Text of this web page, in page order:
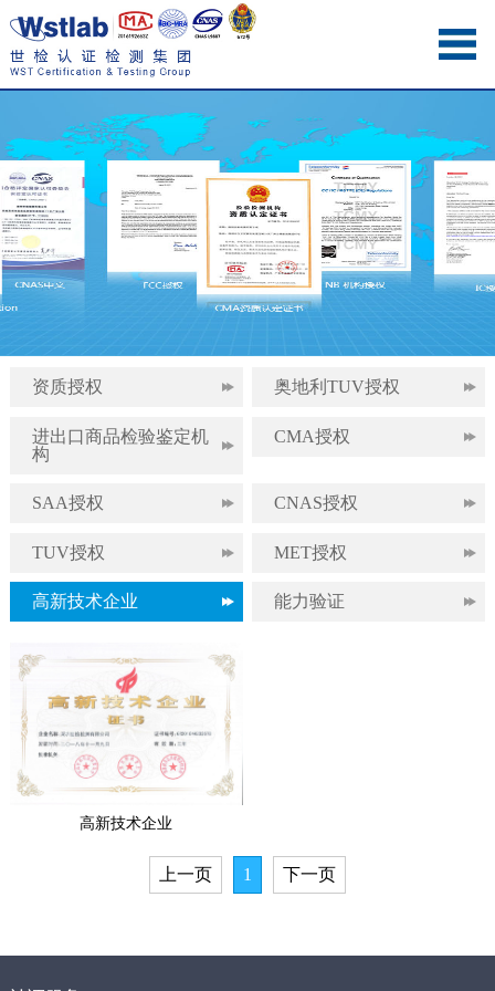
资质授权 奥地利TUV授权
进出口商品检验鉴定机
构
CMA授权
SAA授权 CNAS授权
TUV授权 MET授权
高新技术企业 能力验证
高新技术企业
上一页 1 下一页